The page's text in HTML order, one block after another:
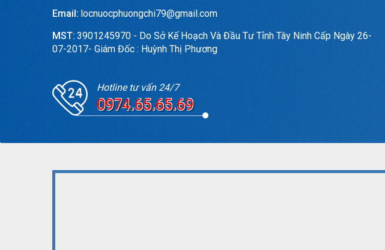
Email: locnuocphuongchi79@gmail.com
MST: 3901245970 - Do Sở Kế Hoạch Và Đầu Tư Tỉnh Tây Ninh Cấp Ngày 26-
07-2017- Giám Đốc : Huỳnh Thị Phương
Hotline tư vấn 24/7
0974.65.65.69